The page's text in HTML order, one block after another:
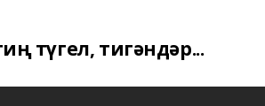
түгел, тигәндәр...